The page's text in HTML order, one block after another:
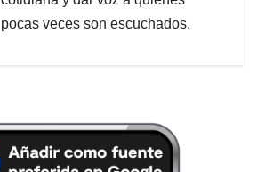
pocas veces son escuchados.